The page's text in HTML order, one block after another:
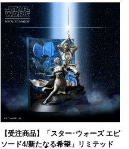
【受注商品】「スター･ウォーズ エピ
ソード4/新たなる希望」リミテッド